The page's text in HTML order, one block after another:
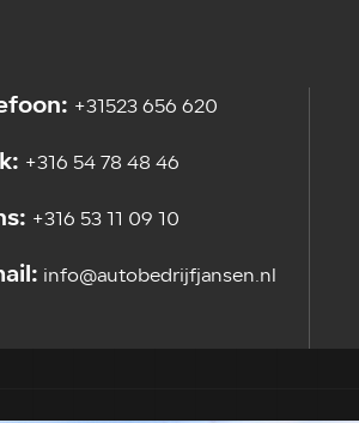
+31523 656 620
+316 54 78 48 46
+316 53 11 09 10
info@autobedrijfjansen.nl